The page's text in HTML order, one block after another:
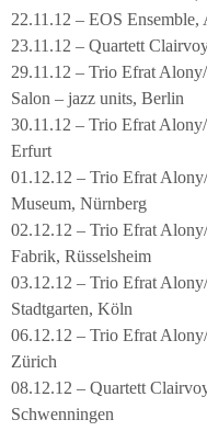
22.11.12 – EOS
23.11.12 – Quartett
29.11.12 – Trio Efrat
Salon – jazz units, Berlin
30.11.12 – Trio Efrat
Erfurt
01.12.12 – Trio Efrat
Museum, Nürnberg
02.12.12 – Trio Efrat
Fabrik, Rüsselsheim
03.12.12 – Trio Efrat
Stadtgarten, Köln
06.12.12 – Trio Efrat
Zürich
08.12.12 – Quartett
Schwenningen